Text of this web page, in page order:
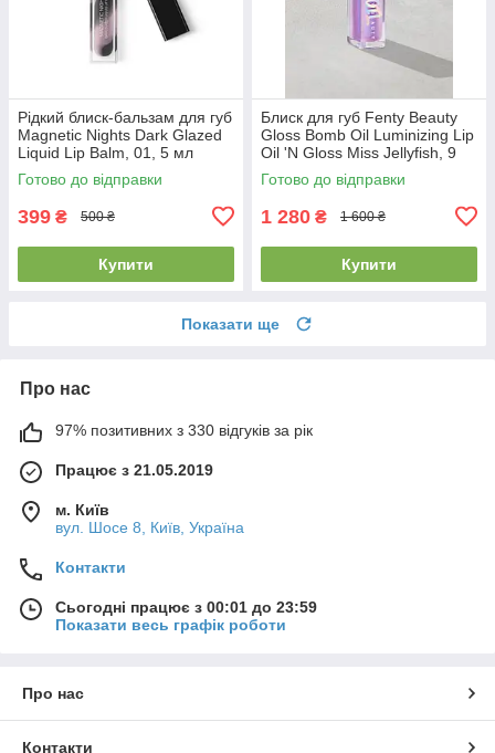
Рідкий блиск-бальзам для губ
Magnetic Nights Dark Glazed
Liquid Lip Balm, 01, 5 мл
Готово до відправки
399 ₴ 500 ₴
Купити
Блиск для губ Fenty Beauty
Gloss Bomb Oil Luminizing Lip
Oil 'N Gloss Miss Jellyfish, 9
мл
Готово до відправки
1 280 ₴ 1 600 ₴
Купити
Показати ще
Про нас
97% позитивних з 330 відгуків за рік
Працює з 21.05.2019
м. Київ
вул. Шосе 8, Київ, Україна
Контакти
Сьогодні працює з 00:01 до 23:59
Показати весь графік роботи
Про нас
Контакти